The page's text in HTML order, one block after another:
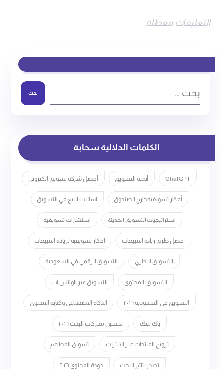
التعليقات معطلة.
بحث
الكلمات الدلالية سحابة
ChatGPT أتمتة التسويق أفضل شركة تسويق الكتروني
أفكار تسويقية خارج الصندوق اساليب البيع في التسويق
استراتيجيات التسويق الحديثة استشارات تسويقية
افضل طرق زيادة المبيعات افكار تسويقية لزيادة المبيعات
التسويق التجاري التسويق الرقمي في السعودية
التسويق بالمحتوى التسويق عبر الواتس اب
التسويق في السعودية ٢٠٢٦ الذكاء الاصطناعي وكتابة المحتوى
باك لينك تحسين محركات البحث ٢٠٢٦
ترويج المنتجات عبر الإنترنت تسويق المطاعم
تصدر نتائج البحث جودة المحتوى ٢٠٢٦